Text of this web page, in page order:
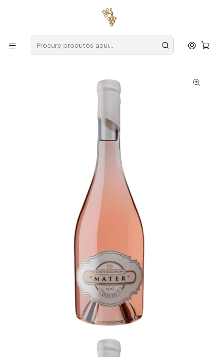
para encomendas a partir de
Produtores Douro
Quinta Seara D'Ordens
Seara D'Ordens Mater 2023 Douro Rosé 75cl